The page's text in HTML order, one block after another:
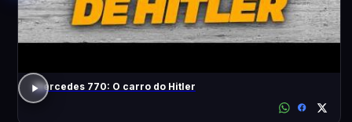
Mercedes 770: O carro do Hitler